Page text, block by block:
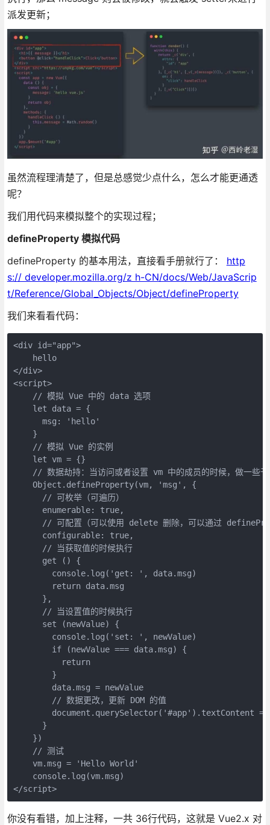
派发更新；
虽然流程理清楚了，但是总感觉少点什么，怎么才能更通透
呢？
我们用代码来模拟整个的实现过程；
defineProperty 模拟代码
defineProperty 的基本用法，直接看手册就行了： http
s:// developer.mozilla.org/z h-CN/docs/Web/JavaScrip
t/Reference/Global_Objects/Object/defineProperty
我们来看看代码：
<div id="app">
    hello
</div>
<script>
    // 模拟 Vue 中的 data 选项
    let data = {
      msg: 'hello'
    }
    // 模拟 Vue 的实例
    let vm = {}
// 数据劫持：当访问或者设置 vm 中的成员的时候，做一些
    Object.defineProperty(vm, 'msg', {
      // 可枚举（可遍历）
      enumerable: true,
// 可配置（可以使用 delete 删除，可以通过
      configurable: true,
      // 当获取值的时候执行
      get () {
        console.log('get: ', data.msg)
        return data.msg
      },
      // 当设置值的时候执行
      set (newValue) {
        console.log('set: ', newValue)
        if (newValue === data.msg) {
          return
        }
        data.msg = newValue
        // 数据更改，更新 DOM 的值
document.querySelector('#app').textContent
      }
    })
    // 测试
    vm.msg = 'Hello World'
    console.log(vm.msg)
</script>
你没有看错，加上注释，一共 36行代码，这就是 Vue2.x 对